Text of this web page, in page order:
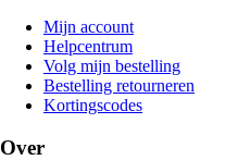
Mijn account
Helpcentrum
Volg mijn bestelling
Bestelling retourneren
Kortingscodes
Over